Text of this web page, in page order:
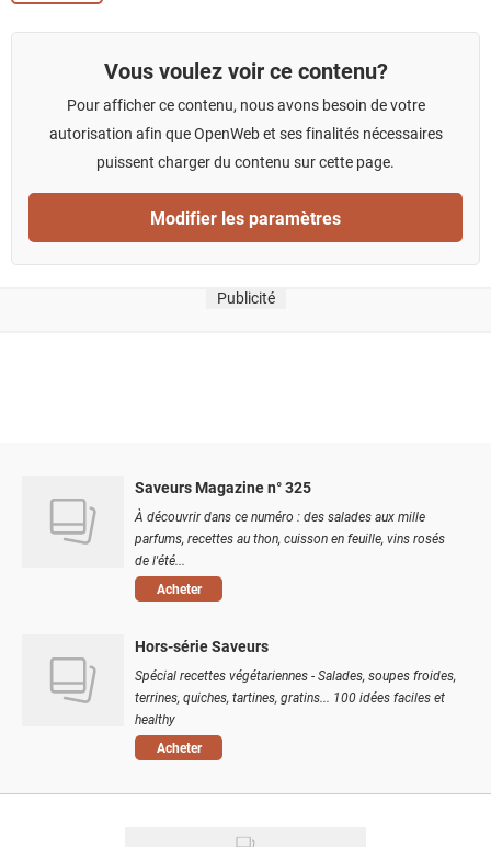
Vous voulez voir ce contenu?
Pour afficher ce contenu, nous avons besoin de votre
autorisation afin que OpenWeb et ses finalités nécessaires
puissent charger du contenu sur cette page.
Modifier les paramètres
Publicité
Saveurs Magazine n° 325
À découvrir dans ce numéro : des salades aux mille
parfums, recettes au thon, cuisson en feuille, vins rosés
de l'été...
Acheter
Hors-série Saveurs
Spécial recettes végétariennes - Salades, soupes froides,
terrines, quiches, tartines, gratins... 100 idées faciles et
healthy
Acheter